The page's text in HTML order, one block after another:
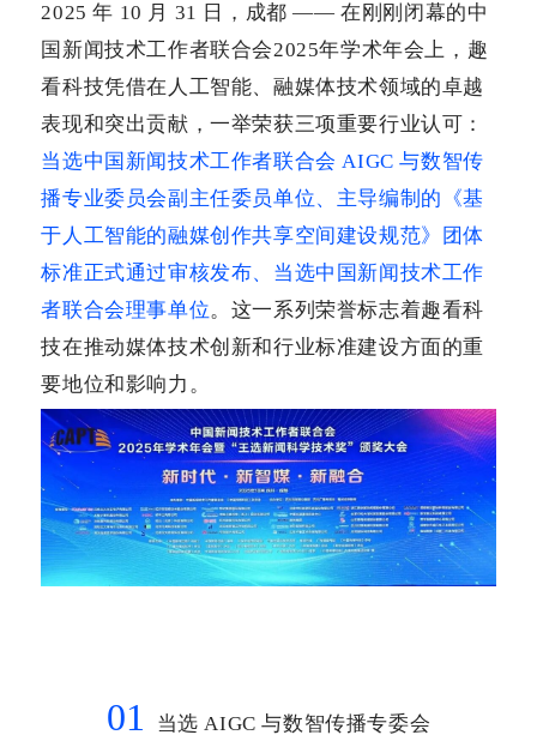
2025 年 10 月 31 日，成都 —— 在刚刚闭幕的中
国新闻技术工作者联合会2025年学术年会上，趣
看科技凭借在人工智能、融媒体技术领域的卓越
表现和突出贡献，一举荣获三项重要行业认可：
当选中国新闻技术工作者联合会 AIGC 与数智传
播专业委员会副主任委员单位、主导编制的《基
于人工智能的融媒创作共享空间建设规范》团体
标准正式通过审核发布、当选中国新闻技术工作
者联合会理事单位。这一系列荣誉标志着趣看科
技在推动媒体技术创新和行业标准建设方面的重
要地位和影响力。
01 当选 AIGC 与数智传播专委会